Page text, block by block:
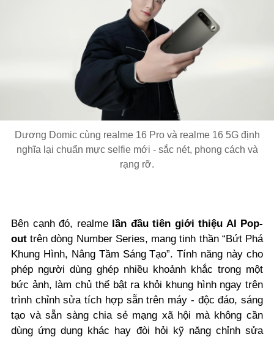
Dương Domic cùng realme 16 Pro và realme 16 5G định
nghĩa lại chuẩn mực selfie mới - sắc nét, phong cách và
rạng rỡ.
Bên cạnh đó, realmelần đầu tiên giới thiệu AI Pop-
outtrên dòng Number Series, mang tinh thần “Bứt Phá
Khung Hình, Nâng Tầm Sáng Tạo”. Tính năng này cho
phép người dùng ghép nhiều khoảnh khắc trong một
bức ảnh, làm chủ thể bật ra khỏi khung hình ngay trên
trình chỉnh sửa tích hợp sẵn trên máy - độc đáo, sáng
tạo và sẵn sàng chia sẻ mạng xã hội mà không cần
dùng ứng dụng khác hay đòi hỏi kỹ năng chỉnh sửa